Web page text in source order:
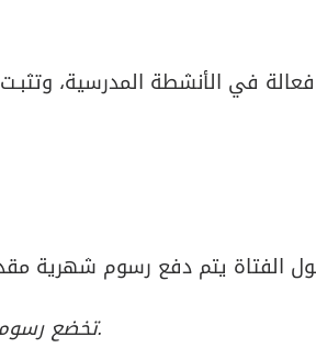
تخضع رسوم التسجيل إلى ضريبة القيمة المضافة ومقدارها 15 درهماً للشهر الواحد.